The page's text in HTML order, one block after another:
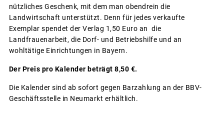
nützliches Geschenk, mit dem man obendrein die
Landwirtschaft unterstützt. Denn für jedes verkaufte
Exemplar spendet der Verlag 1,50 Euro an die
Landfrauenarbeit, die Dorf- und Betriebshilfe und an
wohltätige Einrichtungen in Bayern.
Der Preis pro Kalender beträgt 8,50 €.
Die Kalender sind ab sofort gegen Barzahlung an der BBV-
Geschäftsstelle in Neumarkt erhältlich.